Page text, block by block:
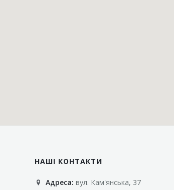
НАШІ КОНТАКТИ
Адреса: вул. Кам'янська, 37